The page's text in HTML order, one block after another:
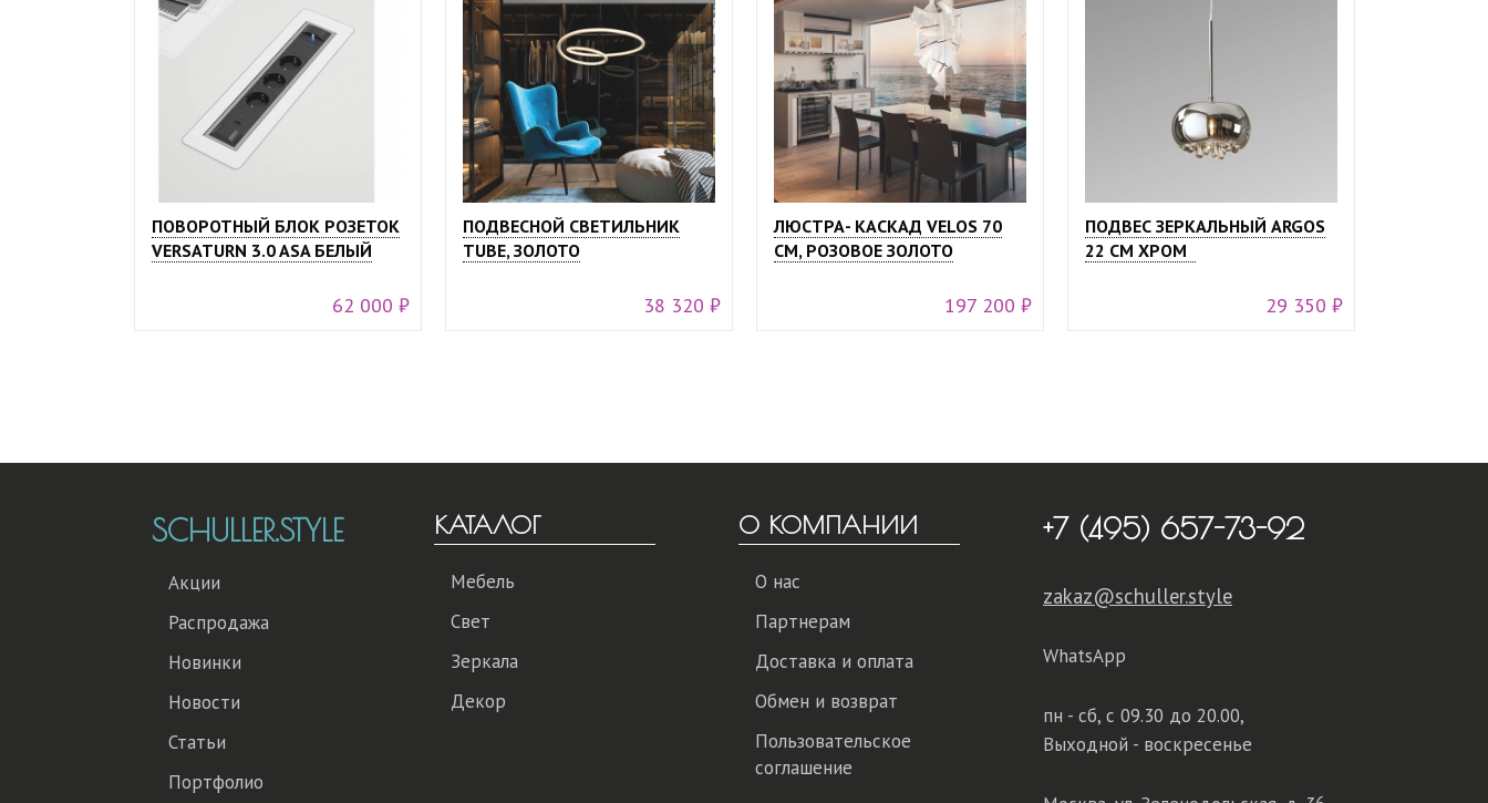
ПОВОРОТНЫЙ БЛОК РОЗЕТОК
VERSATURN 3.0 ASA БЕЛЫЙ
62 000 ₽
ПОДВЕСНОЙ СВЕТИЛЬНИК
TUBE, ЗОЛОТО
38 320 ₽
ЛЮСТРА- КАСКАД VELOS 70
СМ, РОЗОВОЕ ЗОЛОТО
197 200 ₽
ПОДВЕС ЗЕРКАЛЬНЫЙ ARGOS
22 CМ ХРОМ
29 350 ₽
SCHULLER.STYLE
Акции
Распродажа
Новинки
Новости
Статьи
Портфолио
КАТАЛОГ
Мебель
Свет
Зеркала
Декор
О КОМПАНИИ
О нас
Партнерам
Доставка и оплата
Обмен и возврат
Пользовательское
соглашение
+7 (495) 657-73-92
zakaz@schuller.style
WhatsApp
пн - сб, с 09.30 до 20.00,
Выходной - воскресенье